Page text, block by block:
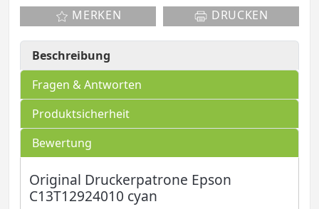
MERKEN DRUCKEN
Beschreibung
Fragen & Antworten
Produktsicherheit
Bewertung
Original Druckerpatrone Epson
C13T12924010 cyan